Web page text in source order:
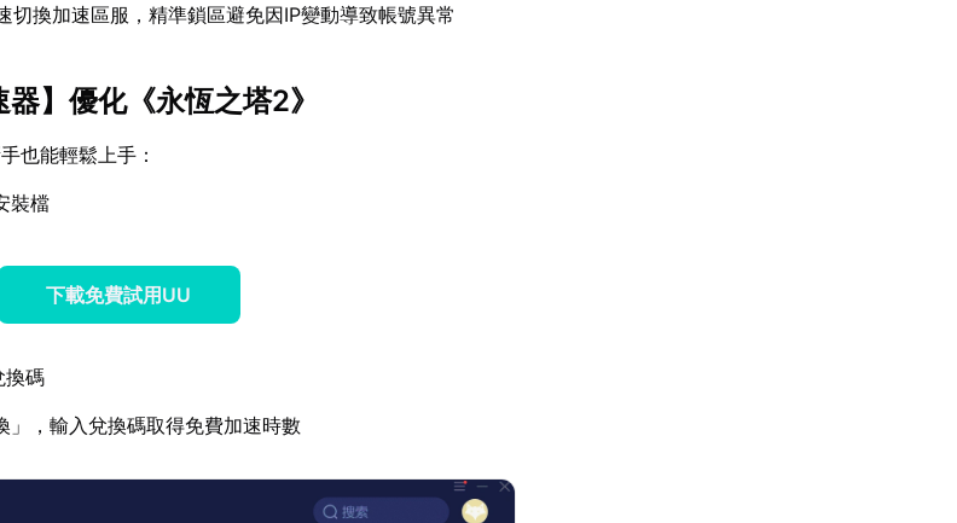
切換加速區服，精準鎖區避免因IP變動導致帳號異常
器】優化《永恆之塔2》
也能輕鬆上手：
裝檔
下載免費試用UU
換碼
，輸入兌換碼取得免費加速時數